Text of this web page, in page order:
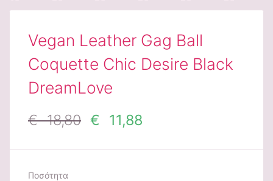
Vegan Leather Gag Ball
Coquette Chic Desire Black
DreamLove
€ 18,80 € 11,88
Ποσότητα